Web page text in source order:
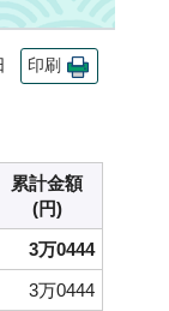
印刷
累計金額
(円)
3万0444
3万0444